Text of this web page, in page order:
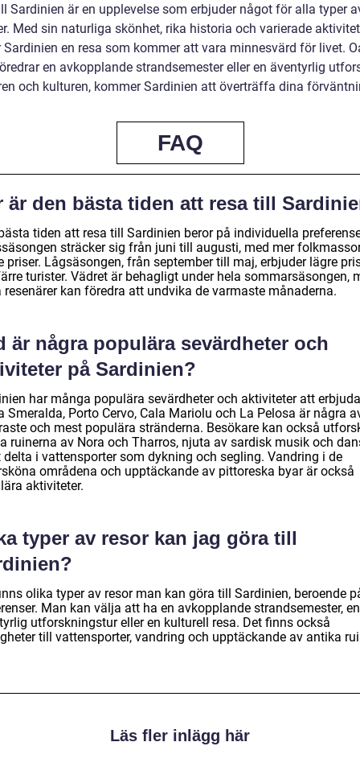
Sardinien är en upplevelse som erbjuder något för alla typer
Med sin naturliga skönhet, rika historia och varierade
Sardinien en resa som kommer att vara minnesvärd för livet.
en avkopplande strandsemester eller en äventyrlig
och kulturen, kommer Sardinien att överträffa dina
FAQ
är den bästa tiden att resa till
tiden att resa till Sardinien beror på individuella
sträcker sig från juni till augusti, med mer
priser. Lågsäsongen, från september till maj, erbjuder lägre
turister. Vädret är behagligt under hela sommarsäsongen,
resenärer kan föredra att undvika de varmaste månaderna.
är några populära sevärdheter och
på Sardinien?
har många populära sevärdheter och aktiviteter att
Smeralda, Porto Cervo, Cala Mariolu och La Pelosa är några
och mest populära stränderna. Besökare kan också
ruinerna av Nora och Tharros, njuta av sardisk musik och
delta i vattensporter som dykning och segling. Vandring i de
områdena och upptäckande av pittoreska byar är också
aktiviteter.
typer av resor kan jag göra till
olika typer av resor man kan göra till Sardinien, beroende
Man kan välja att ha en avkopplande strandsemester, en
utforskningstur eller en kulturell resa. Det finns också
till vattensporter, vandring och upptäckande av antika
Läs fler inlägg här